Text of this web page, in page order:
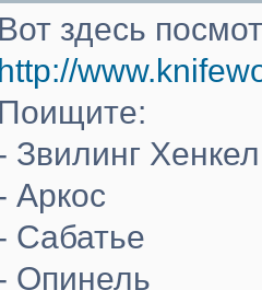
Вот здесь
http://
Поищите:
Звилинг
Аркос
Сабатье
Опинель